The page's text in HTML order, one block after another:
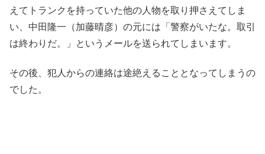
えてトランクを持っていた他の人物を取り押さえてしま
い、中田隆一（加藤晴彦）の元には「警察がいたな。取引
は終わりだ。」というメールを送られてしまいます。
その後、犯人からの連絡は途絶えることとなってしまうの
でした。